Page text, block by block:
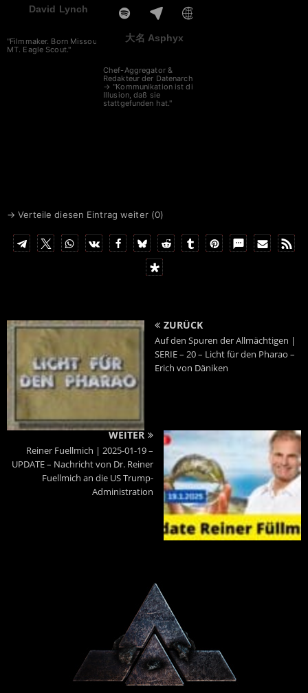
David Lynch
"Filmmaker. Born Missoula,
MT. Eagle Scout."
大名 Asphyx
Chef-Aggregator &
Redakteur der Datenarche
→ "Kommunikation ist die
Illusion, daß sie
stattgefunden hat."
→ Verteile diesen Eintrag weiter (0)
ZURÜCK
Auf den Spuren der Allmächtigen |
SERIE – 20 – Licht für den Pharao –
Erich von Däniken
WEITER
Reiner Fuellmich | 2025-01-19 –
UPDATE – Nachricht von Dr. Reiner
Fuellmich an die US Trump-
Administration
Powered By :